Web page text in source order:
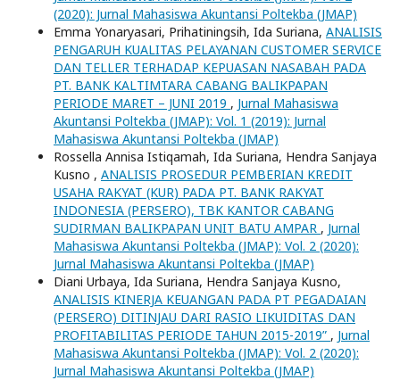
(2020): Jurnal Mahasiswa Akuntansi Poltekba (JMAP)
Emma Yonaryasari, Prihatiningsih, Ida Suriana, ANALISIS
PENGARUH KUALITAS PELAYANAN CUSTOMER SERVICE
DAN TELLER TERHADAP KEPUASAN NASABAH PADA
PT. BANK KALTIMTARA CABANG BALIKPAPAN
PERIODE MARET – JUNI 2019 , Jurnal Mahasiswa
Akuntansi Poltekba (JMAP): Vol. 1 (2019): Jurnal
Mahasiswa Akuntansi Poltekba (JMAP)
Rossella Annisa Istiqamah, Ida Suriana, Hendra Sanjaya
Kusno , ANALISIS PROSEDUR PEMBERIAN KREDIT
USAHA RAKYAT (KUR) PADA PT. BANK RAKYAT
INDONESIA (PERSERO), TBK KANTOR CABANG
SUDIRMAN BALIKPAPAN UNIT BATU AMPAR , Jurnal
Mahasiswa Akuntansi Poltekba (JMAP): Vol. 2 (2020):
Jurnal Mahasiswa Akuntansi Poltekba (JMAP)
Diani Urbaya, Ida Suriana, Hendra Sanjaya Kusno,
ANALISIS KINERJA KEUANGAN PADA PT PEGADAIAN
(PERSERO) DITINJAU DARI RASIO LIKUIDITAS DAN
PROFITABILITAS PERIODE TAHUN 2015-2019” , Jurnal
Mahasiswa Akuntansi Poltekba (JMAP): Vol. 2 (2020):
Jurnal Mahasiswa Akuntansi Poltekba (JMAP)